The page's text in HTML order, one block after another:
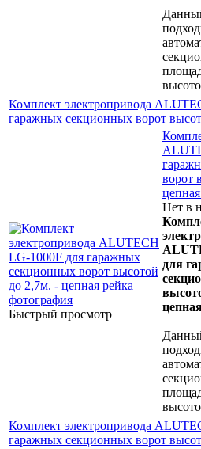
Комплект электропривода
гаражных секционных ворот
Быстрый просмотр
ворот
Нет в
для
Комплект электропривода
гаражных секционных ворот